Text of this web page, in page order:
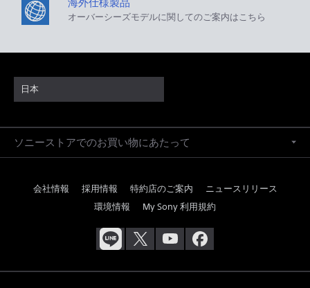
オーバーシーズモデルに関してのご案内はこちら
日本
ソニーストアでのお買い物にあたって
会社情報 採用情報 特約店のご案内
ニュースリリース
環境情報
My Sony 利用規約